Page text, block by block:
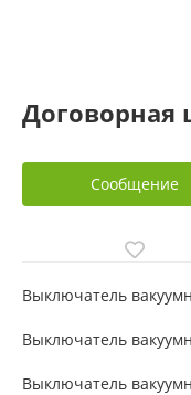
Договорная
Сообщение
Выключатель
Выключатель
Выключатель